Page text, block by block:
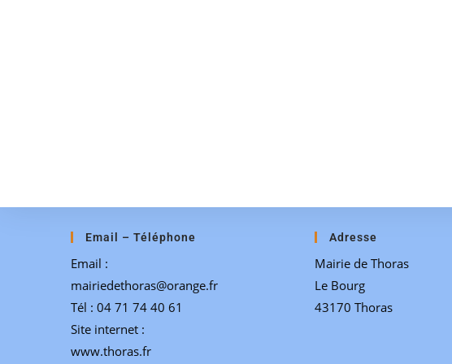
Email – Téléphone
Email :
mairiedethoras@orange.fr
Tél : 04 71 74 40 61
Site internet :
www.thoras.fr
Adresse
Mairie de Thoras
Le Bourg
43170 Thoras